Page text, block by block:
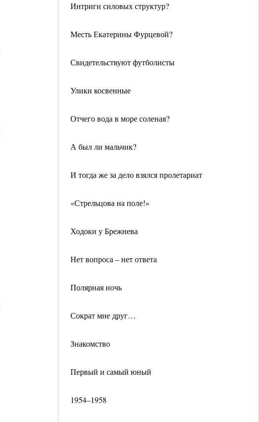
Интриги силовых структур?
Месть Екатерины Фурцевой?
Свидетельствуют футболисты
Улики косвенные
Отчего вода в море соленая?
А был ли мальчик?
И тогда же за дело взялся пролетариат
«Стрельцова на поле!»
Ходоки у Брежнева
Нет вопроса – нет ответа
Полярная ночь
Сократ мне друг…
Знакомство
Первый и самый юный
1954–1958